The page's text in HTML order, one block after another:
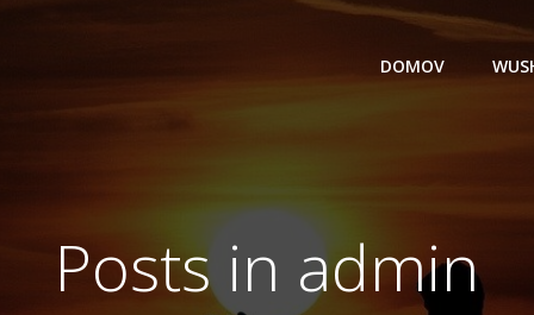
DOMOV
Posts in admin